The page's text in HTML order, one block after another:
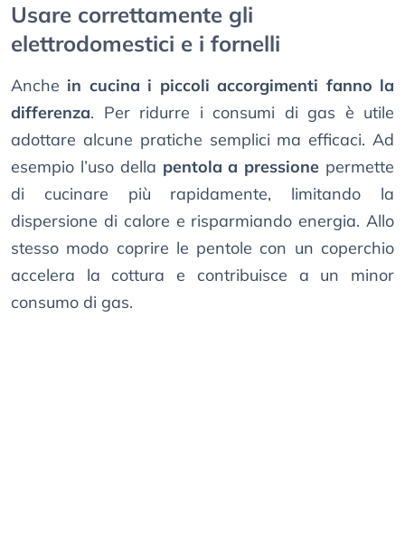
Usare correttamente gli
elettrodomestici e i fornelli
Anche in cucina i piccoli accorgimenti fanno la
differenza. Per ridurre i consumi di gas è utile
adottare alcune pratiche semplici ma efficaci. Ad
esempio l’uso della pentola a pressione permette
di cucinare più rapidamente, limitando la
dispersione di calore e risparmiando energia. Allo
stesso modo coprire le pentole con un coperchio
accelera la cottura e contribuisce a un minor
consumo di gas.